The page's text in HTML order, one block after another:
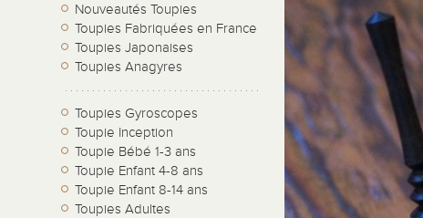
Nouveautés Toupies
Toupies Fabriquées en France
Toupies Japonaises
Toupies Anagyres
Toupies Gyroscopes
Toupie Inception
Toupie Bébé 1-3 ans
Toupie Enfant 4-8 ans
Toupie Enfant 8-14 ans
Toupies Adultes